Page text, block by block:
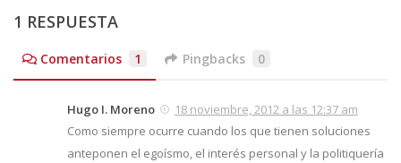
1 RESPUESTA
Comentarios 1 Pingbacks 0
Hugo I. Moreno
18 noviembre, 2012 a las 12:37 am
Como siempre ocurre cuando los que tienen soluciones
anteponen el egoísmo, el interés personal y la politiquería